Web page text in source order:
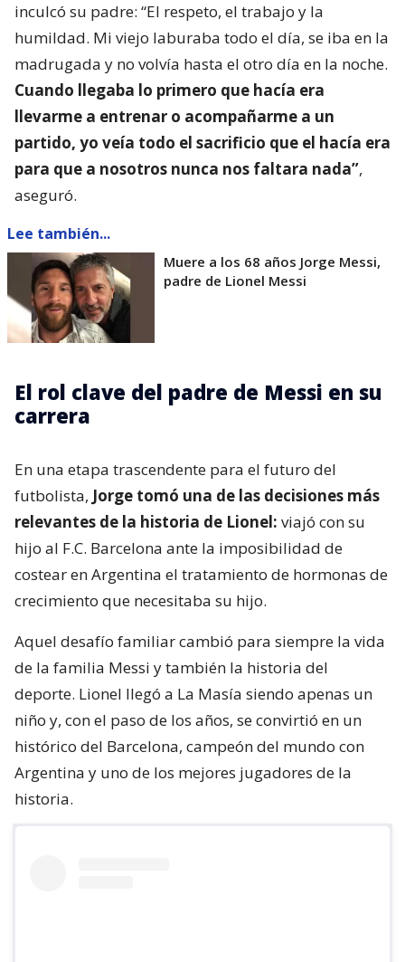
inculcó su padre: “El respeto, el trabajo y la
humildad. Mi viejo laburaba todo el día, se iba en la
madrugada y no volvía hasta el otro día en la noche.
Cuando llegaba lo primero que hacía era
llevarme a entrenar o acompañarme a un
partido, yo veía todo el sacrificio que el hacía era
para que a nosotros nunca nos faltara nada”,
aseguró.
Lee también...
Muere a los 68 años Jorge Messi,
padre de Lionel Messi
El rol clave del padre de Messi en su
carrera
En una etapa trascendente para el futuro del
futbolista, Jorge tomó una de las decisiones más
relevantes de la historia de Lionel: viajó con su
hijo al F.C. Barcelona ante la imposibilidad de
costear en Argentina el tratamiento de hormonas de
crecimiento que necesitaba su hijo.
Aquel desafío familiar cambió para siempre la vida
de la familia Messi y también la historia del
deporte. Lionel llegó a La Masía siendo apenas un
niño y, con el paso de los años, se convirtió en un
histórico del Barcelona, campeón del mundo con
Argentina y uno de los mejores jugadores de la
historia.